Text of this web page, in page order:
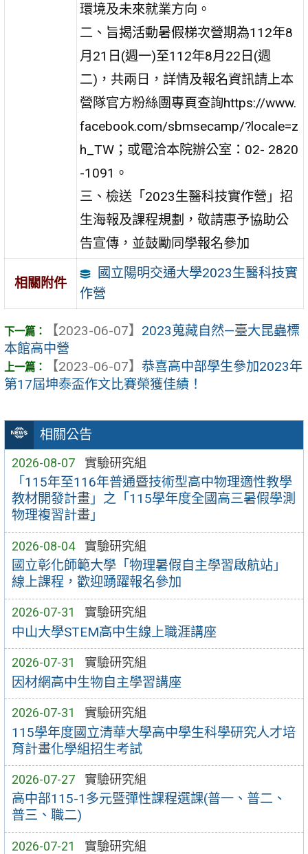
相關公告
2026-08-07 實驗研究組
「115年至116年普通暨技術型高中物理適性教學
教材開發計畫」之「115學年度全國高三暑假學測
物理複習計畫」
2026-08-04 實驗研究組
國立彰化師範大學「物理暑假自主學習啟航站」
線上課程，歡迎踴躍報名參加
2026-07-31 實驗研究組
中山大學STEM高中生線上職涯講座
2026-07-31 實驗研究組
因材網高中生物自主學習講座
2026-07-31 實驗研究組
115學年度國立清華大學高中學生科學研究人才培
育計畫化學組招生考試
2026-07-27 實驗研究組
高中部115-1多元暨彈性課程選課(普一、普二、
普三、職二)
2026-07-21 實驗研究組
環境及未來就業方向。
二、旨揭活動暑假梯次營期為112年8
月21日(週一)至112年8月22日(週
二)，共兩日，詳情及報名資訊請上本
營隊官方粉絲團專頁查詢https://www.
facebook.com/sbmsecamp/?locale=z
h_TW；或電洽本院辦公室：02- 2820
-1091。
三、檢送「2023生醫科技實作營」招
生海報及課程規劃，敬請惠予協助公
告宣傳，並鼓勵同學報名參加
相關附件
國立陽明交通大學2023生醫科技實
作營
【2023-06-07】 2023蒐藏自然—臺大昆蟲標
本館高中營
【2023-06-07】 恭喜高中部學生參加2023年
第17屆坤泰盃作文比賽榮獲佳績！